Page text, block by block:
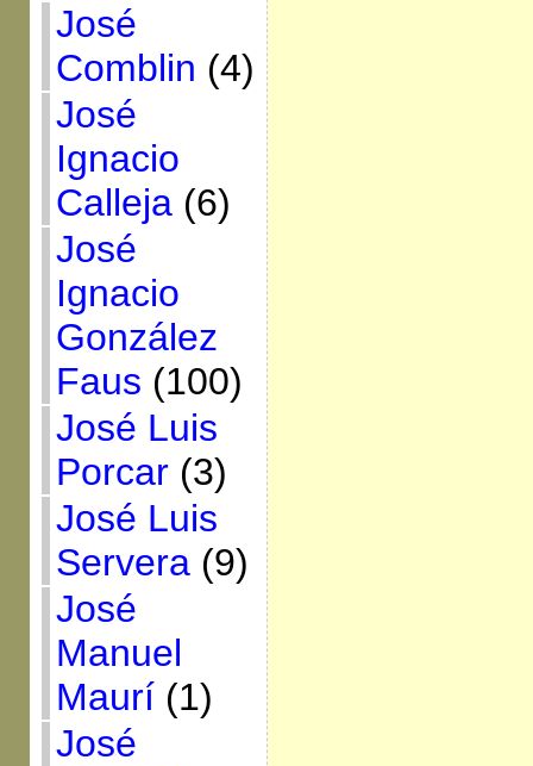
José
Comblin (4)
José
Ignacio
Calleja(6)
José
Ignacio
González
Faus (100)
José Luis
Porcar(3)
José Luis
Servera(9)
José
Manuel
Maurí(1)
José